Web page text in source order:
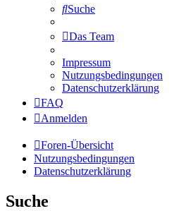
Suche
Das Team
Impressum
Nutzungsbedingungen
Datenschutzerklärung
FAQ
Anmelden
Foren-Übersicht
Nutzungsbedingungen
Datenschutzerklärung
Suche